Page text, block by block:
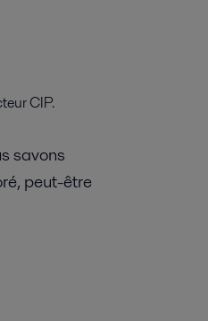
CIP.
savons
peut-être